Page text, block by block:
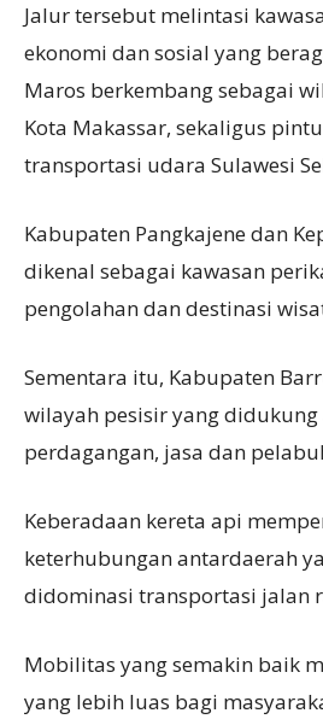
Jalur tersebut melintasi
ekonomi dan sosial yang
Maros berkembang sebagai
Kota Makassar, sekaligus
transportasi udara Sulawesi
Kabupaten Pangkajene dan
dikenal sebagai kawasan
pengolahan dan destinasi
Sementara itu, Kabupaten
wilayah pesisir yang
perdagangan, jasa dan
Keberadaan kereta api
keterhubungan antardaerah
didominasi transportasi jalan
Mobilitas yang semakin baik
yang lebih luas bagi